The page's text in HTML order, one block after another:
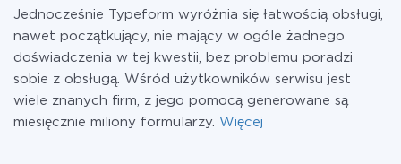
Jednocześnie Typeform wyróżnia się łatwością obsługi,
nawet początkujący, nie mający w ogóle żadnego
doświadczenia w tej kwestii, bez problemu poradzi
sobie z obsługą. Wśród użytkowników serwisu jest
wiele znanych firm, z jego pomocą generowane są
miesięcznie miliony formularzy. Więcej